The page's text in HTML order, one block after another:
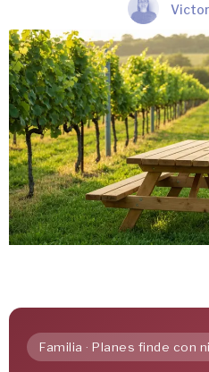
Familia · Planes finde con